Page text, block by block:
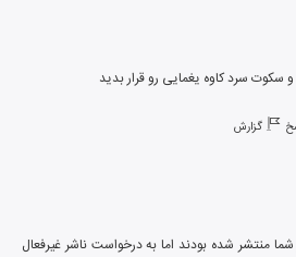
سکوت سرد کاوه یغمایی رو قرار بدید
گزارش